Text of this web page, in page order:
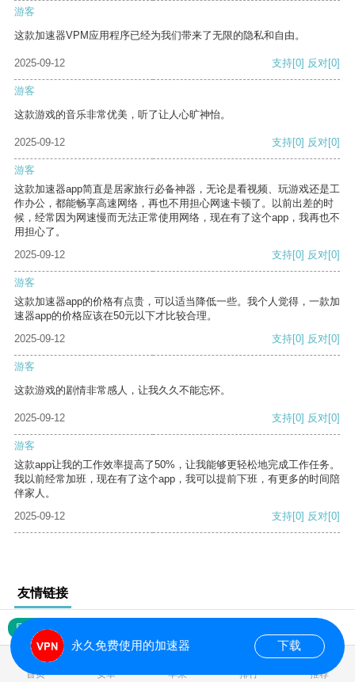
游客
这款加速器VPM应用程序已经为我们带来了无限的隐私和自由。
2025-09-12 支持[0] 反对[0]
游客
这款游戏的音乐非常优美，听了让人心旷神怡。
2025-09-12 支持[0] 反对[0]
游客
这款加速器app简直是居家旅行必备神器，无论是看视频、玩游戏还是工
作办公，都能畅享高速网络，再也不用担心网速卡顿了。以前出差的时
候，经常因为网速慢而无法正常使用网络，现在有了这个app，我再也不
用担心了。
2025-09-12
支持[0] 反对[0]
游客
这款加速器app的价格有点贵，可以适当降低一些。我个人觉得，一款加
速器app的价格应该在50元以下才比较合理。
2025-09-12
支持[0] 反对[0]
游客
这款游戏的剧情非常感人，让我久久不能忘怀。
2025-09-12 支持[0] 反对[0]
游客
这款app让我的工作效率提高了50%，让我能够更轻松地完成工作任务。
我以前经常加班，现在有了这个app，我可以提前下班，有更多的时间陪
伴家人。
2025-09-12
支持[0] 反对[0]
友情链接
网站地图
首页 安卓 苹果 排行 推荐
永久免费使用的加速器 下载
0.016091s